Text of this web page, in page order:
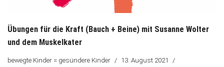
Übungen für die Kraft (Bauch + Beine) mit Susanne Wolter
und dem Muskelkater
bewegte Kinder = gesündere Kinder
13. August 2021